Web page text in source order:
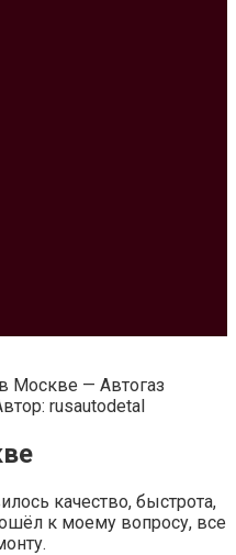
Москве — Автогаз
rusautodetal
качество, быстрота,
к моему вопросу, все